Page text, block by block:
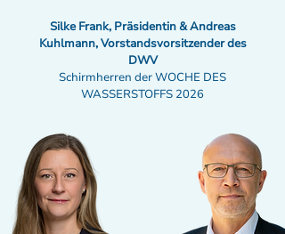
Silke Frank, Präsidentin & Andreas
Kuhlmann, Vorstandsvorsitzender des
DWV
Schirmherren der WOCHE DES
WASSERSTOFFS 2026